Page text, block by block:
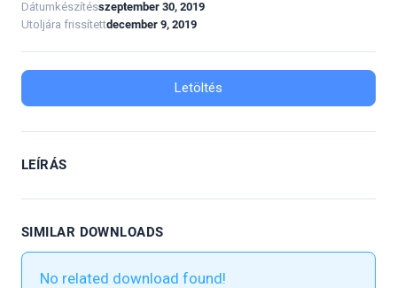
Dátumkészítésszeptember 30, 2019
Utoljára frissítettdecember 9, 2019
Letöltés
LEÍRÁS
SIMILAR DOWNLOADS
No related download found!